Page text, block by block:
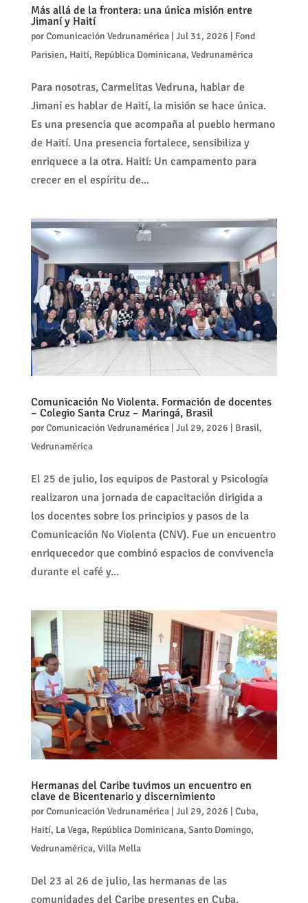
Más allá de la frontera: una única misión entre
Jimaní y Haití
porComunicación Vedrunamérica| Jul 31, 2026
Fond
Parisien, Haití, República Dominicana, Vedrunamérica
Para nosotras, Carmelitas Vedruna, hablar de
Jimaní es hablar de Haití, la misión se hace única.
Es una presencia que acompaña al pueblo hermano
de Haití. Una presencia fortalece, sensibiliza y
enriquece a la otra. Haití: Un campamento para
crecer en el espíritu de...
Comunicación No Violenta. Formación de docentes
– Colegio Santa Cruz – Maringá, Brasil
porComunicación Vedrunamérica| Jul 29, 2026 Brasil,
Vedrunamérica
El 25 de julio, los equipos de Pastoral y Psicología
realizaron una jornada de capacitación dirigida a
los docentes sobre los principios y pasos de la
Comunicación No Violenta (CNV). Fue un encuentro
enriquecedor que combinó espacios de convivencia
durante el café y...
Hermanas del Caribe tuvimos un encuentro en
clave de Bicentenario y discernimiento
porComunicación Vedrunamérica| Jul 29, 2026 Cuba,
Haití, La Vega, República Dominicana, Santo Domingo,
Vedrunamérica, Villa Mella
Del 23 al 26 de julio, las hermanas de las
comunidades del Caribe presentes en Cuba,